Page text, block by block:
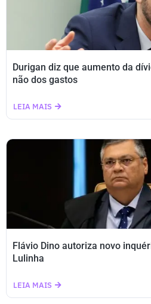
Durigan diz que aumento da
não dos gastos
LEIA MAIS
Flávio Dino autoriza novo
Lulinha
LEIA MAIS